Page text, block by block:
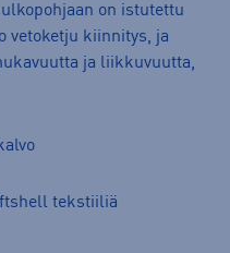
on istutettu
vetoketju kiinnitys, ja
ja liikkuvuutta,
tekstiiliä